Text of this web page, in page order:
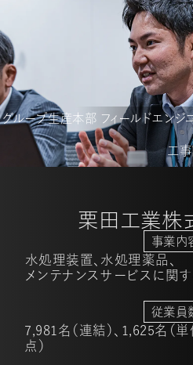
グループ生産本部 フィールドエンジ
工
栗田工業株
事業内
水処理装置、水処理薬品、
メンテナンスサービスに関
従業員
7,981名（連結）、1,625名（
点）